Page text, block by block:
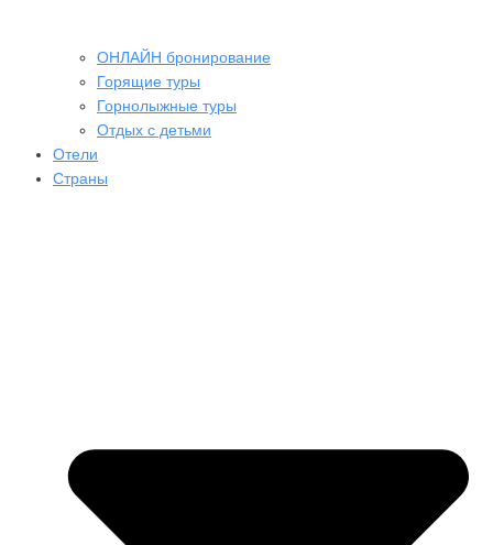
ОНЛАЙН бронирование
Горящие туры
Горнолыжные туры
Отдых с детьми
Отели
Страны